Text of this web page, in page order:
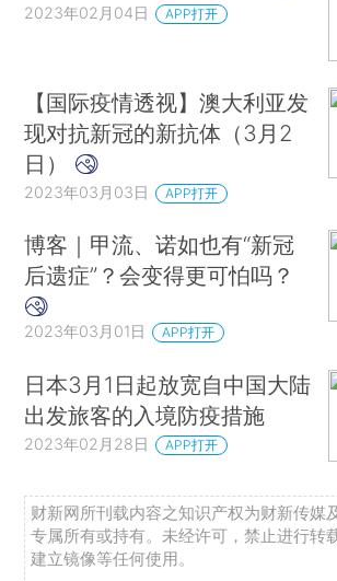
2023年02月04日 APP打开
【国际疫情透视】澳大利亚发
现对抗新冠的新抗体（3月2
日）
2023年03月03日 APP打开
博客｜甲流、诺如也有“新冠
后遗症”？会变得更可怕吗？
2023年03月01日 APP打开
日本3月1日起放宽自中国大陆
出发旅客的入境防疫措施
2023年02月28日 APP打开
财新网所刊载内容之知识产权为财新传媒
专属所有或持有。未经许可，禁止进行转
建立镜像等任何使用。